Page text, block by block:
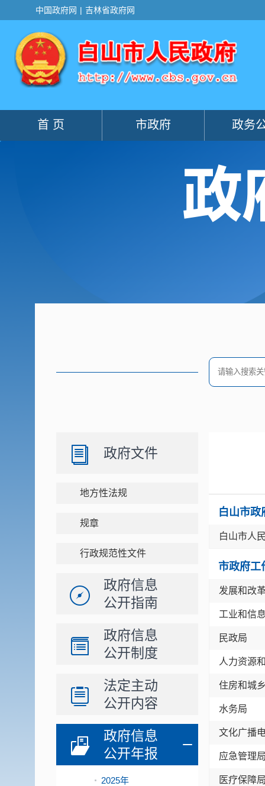
政府文件
地方性法规
规章
行政规范性文件
政府信息
公开指南
政府信息
公开制度
法定主动
公开内容
政府信息
公开年报
2025年
白山市
白山市人
市政府工
发展和改
工业和信
民政局
人力资源
住房和城
水务局
文化广播
应急管理
医疗保障